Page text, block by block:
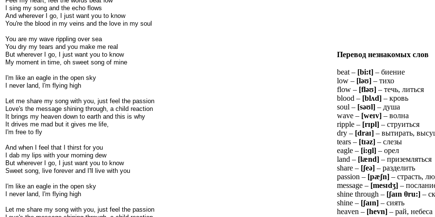
I sing my song and the echo flows
And wherever I go, I just want you to know
You're the blood in my veins and the love in my soul
You are my wave rippling over sea
You dry my tears and you make me real
But wherever I go, I just want you to know
My moment in time, oh sweet song of mine
I'm like an eagle in the open sky
I never land, I'm flying high
Let me share my song with you, just feel the passion
Love's the message shining through, a child reaction
It brings my heaven down to earth and this is why
It drives me mad but it gives me life,
I'm free to fly
And when I feel that I thirst for you
I dab my lips with your morning dew
But wherever I go, I just want you to know
Sweet song, live forever and I'll live with you
I'm like an eagle in the open sky
I never land, I'm flying high
Let me share my song with you, just feel the passion
Перевод незнакомых слов
beat – [bi:t] – биение
low – [ləʊ] – тихо
flow – [fləʊ] – течь, литься
blood – [blʌd] – кровь
soul – [səʊl] – душа
wave – [weɪv] – волна
ripple – [rɪpl] – струиться
dry – [draɪ] – вытирать,
tears – [tɪəz] – слезы
eagle – [i:ɡl] – орел
land – [lænd] – приземляться
share – [ʃeə] – разделить
passion – [pæʃn] – страсть,
message – [mesɪdʒ] –
shine through – [ʃaɪn θru:] –
shine – [ʃaɪn] – сиять
heaven – [hevn] – рай, небеса